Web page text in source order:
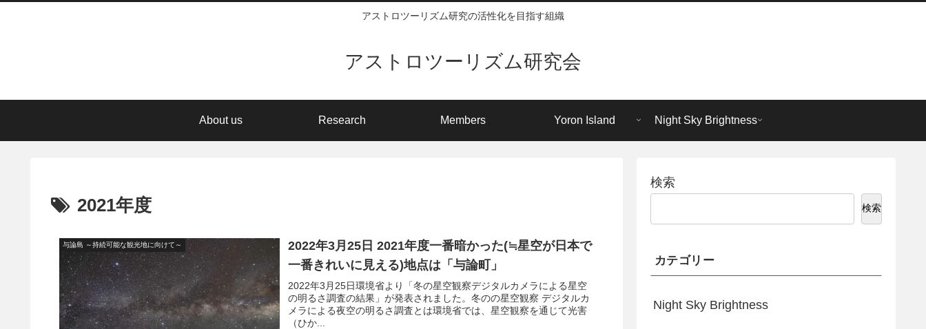
アストロツーリズム研究の活性化を目指す組織
アストロツーリズム研究会
About us Research Members Yoron Island Night Sky Brightness
2021年度
与論島 ～持続可能な観光地に向けて～
2022年3月25日 2021年度一番暗かった(≒星空が日本で
一番きれいに見える)地点は「与論町」
2022年3月25日環境省より「冬の星空観察デジタルカメラによる星空
の明るさ調査の結果」が発表されました。冬のの星空観察 デジタルカ
メラによる夜空の明るさ調査とは環境省では、星空観察を通じて光害
（ひか...
検索
検索
カテゴリー
Night Sky Brightness